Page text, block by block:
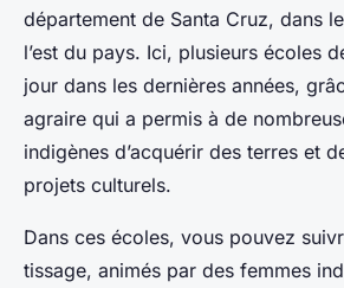
département de Santa Cruz, dans
l’est du pays. Ici, plusieurs écoles
jour dans les dernières années,
agraire qui a permis à de
indigènes d’acquérir des terres et
projets culturels.
Dans ces écoles, vous pouvez
tissage, animés par des femmes